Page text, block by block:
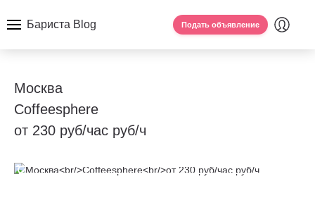
Бариста Blog Подать объявление
Москва
Coffeesphere
от 230 руб/час руб/ч